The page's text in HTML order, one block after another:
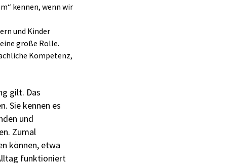
kennen, wenn wir
und Kinder
große Rolle.
Kompetenz,
gilt. Das
Sie kennen es
und
Zumal
können, etwa
funktioniert